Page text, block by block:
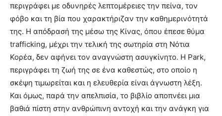
περιγράφει με οδυνηρές λεπτομέρειες την πείνα, τον
φόβο και τη βία που χαρακτήριζαν την καθημερινότητά
της. Η απόδρασή της μέσω της Κίνας, όπου έπεσε θύμα
trafficking, μέχρι την τελική της σωτηρία στη Νότια
Κορέα, δεν αφήνει τον αναγνώστη ασυγκίνητο. H Park,
περιγράφει τη ζωή της σε ένα καθεστώς, στο οποίο η
σκέψη τιμωρείται και η ελευθερία είναι άγνωστη λέξη.
Και όμως, παρά την απελπισία, το βιβλίο αποπνέει μια
βαθιά πίστη στην ανθρώπινη αντοχή και την ανάγκη για